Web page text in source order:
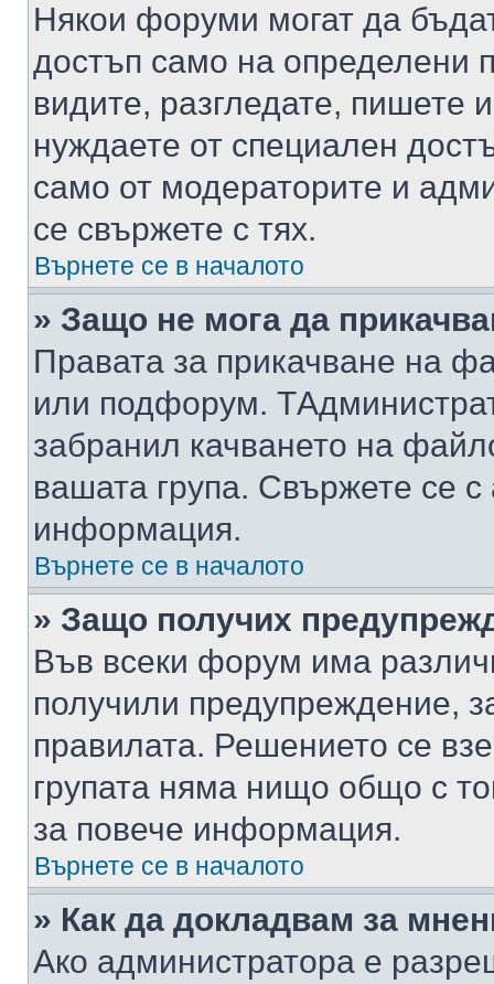
Някои форуми могат да
достъп само на определени
видите, разгледате, пишете
нуждаете от специален
само от модераторите и
се свържете с тях.
Върнете се в началото
» Защо не мога да
Правата за прикачване на
или подфорум.
забранил качването на
вашата група. Свържете се
информация.
Върнете се в началото
» Защо получих
Във всеки форум има
получили предупреждение,
правилата. Решението се
групата няма нищо общо с
за повече информация.
Върнете се в началото
» Как да докладвам за
Ако администратора е